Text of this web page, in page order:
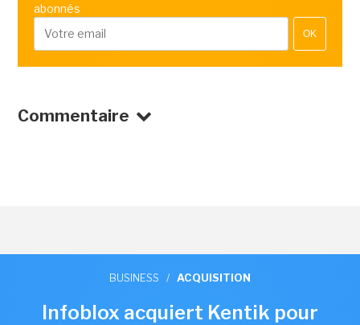
abonnés
OK
Commentaire
BUSINESS / ACQUISITION
Infoblox acquiert Kentik pour